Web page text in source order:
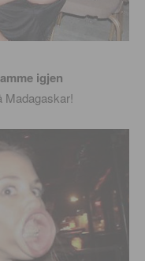
igjen
Madagaskar!